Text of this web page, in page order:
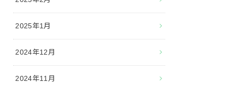
2025年1月
2024年12月
2024年11月